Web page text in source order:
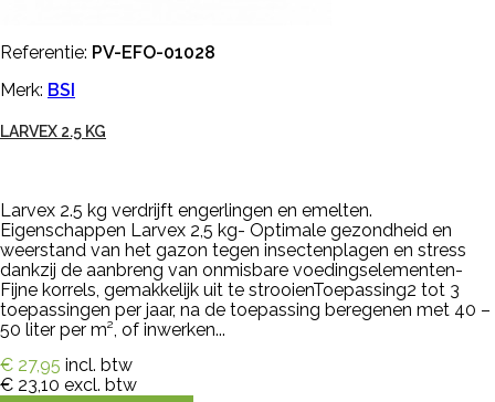
Referentie: PV-EFO-01028
Merk: BSI
LARVEX 2.5 KG
Larvex 2.5 kg verdrijft engerlingen en emelten.
Eigenschappen Larvex 2,5 kg- Optimale gezondheid en
weerstand van het gazon tegen insectenplagen en stress
dankzij de aanbreng van onmisbare voedingselementen-
Fijne korrels, gemakkelijk uit te strooienToepassing2 tot 3
toepassingen per jaar, na de toepassing beregenen met 40 –
50 liter per m², of inwerken...
€ 27,95 incl. btw
€ 23,10 excl. btw